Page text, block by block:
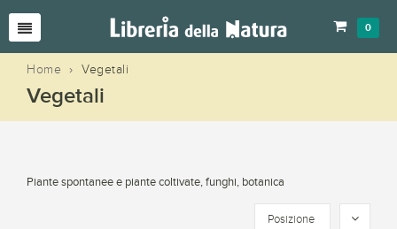
0
Home › Vegetali
Vegetali
Piante spontanee e piante coltivate, funghi, botanica
Posizione